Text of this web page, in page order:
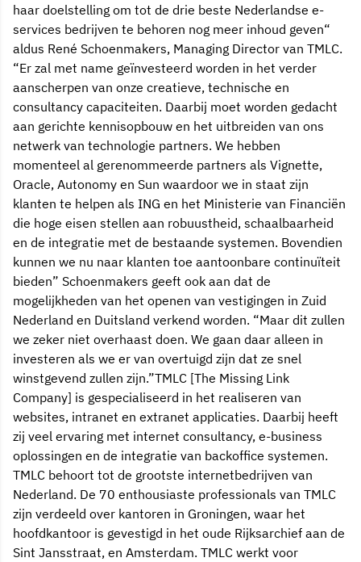
haar doelstelling om tot de drie beste Nederlandse e-
services bedrijven te behoren nog meer inhoud geven“
aldus René Schoenmakers, Managing Director van TMLC.
“Er zal met name geïnvesteerd worden in het verder
aanscherpen van onze creatieve, technische en
consultancy capaciteiten. Daarbij moet worden gedacht
aan gerichte kennisopbouw en het uitbreiden van ons
netwerk van technologie partners. We hebben
momenteel al gerenommeerde partners als Vignette,
Oracle, Autonomy en Sun waardoor we in staat zijn
klanten te helpen als ING en het Ministerie van Financiën
die hoge eisen stellen aan robuustheid, schaalbaarheid
en de integratie met de bestaande systemen. Bovendien
kunnen we nu naar klanten toe aantoonbare continuïteit
bieden” Schoenmakers geeft ook aan dat de
mogelijkheden van het openen van vestigingen in Zuid
Nederland en Duitsland verkend worden. “Maar dit zullen
we zeker niet overhaast doen. We gaan daar alleen in
investeren als we er van overtuigd zijn dat ze snel
winstgevend zullen zijn.”TMLC [The Missing Link
Company] is gespecialiseerd in het realiseren van
websites, intranet en extranet applicaties. Daarbij heeft
zij veel ervaring met internet consultancy, e-business
oplossingen en de integratie van backoffice systemen.
TMLC behoort tot de grootste internetbedrijven van
Nederland. De 70 enthousiaste professionals van TMLC
zijn verdeeld over kantoren in Groningen, waar het
hoofdkantoor is gevestigd in het oude Rijksarchief aan de
Sint Jansstraat, en Amsterdam. TMLC werkt voor